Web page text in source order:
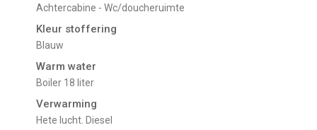
Achtercabine - Wc/doucheruimte
Kleur stoffering
Blauw
Warm water
Boiler 18 liter
Verwarming
hete lucht. Diesel